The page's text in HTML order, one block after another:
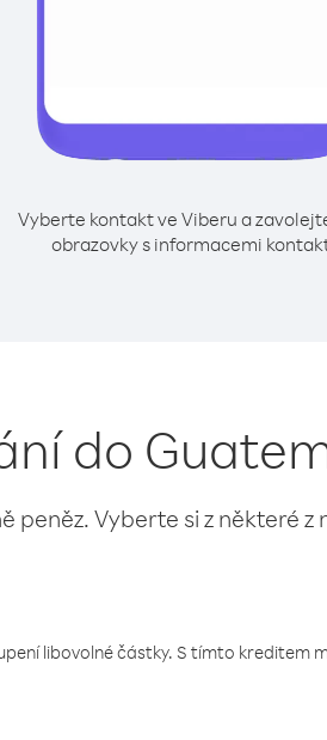
Vyberte kontakt ve Viberu a
obrazovky s informacemi
do
peněz. Vyberte si z některé
libovolné částky. S tímto kreditem